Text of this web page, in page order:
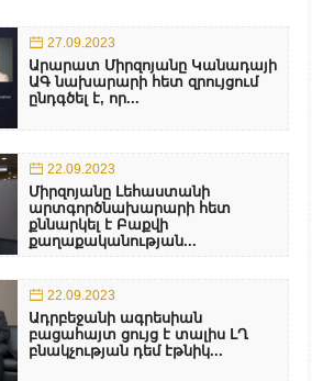
27.09.2023
Արարատ Միրզոյանը Կանադայի
ԱԳ նախարարի հետ զրույցում
ընդգծել է, որ...
22.09.2023
Միրզոյանը Լեհաստանի
արտգործնախարարի հետ
քննարկել է Բաքվի
քաղաքականության...
22.09.2023
Ադրբեջանի ագրեսիան
բացահայտ ցույց է տալիս ԼՂ
բնակչության դեմ էթնիկ...